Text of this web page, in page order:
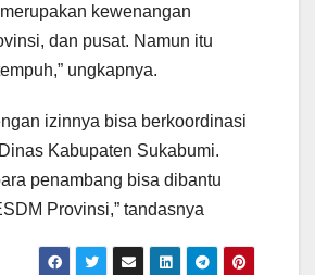
kewenangan
dan pusat. Namun itu
ungkapnya.
izinnya bisa berkoordinasi
Kabupaten Sukabumi.
penambang bisa dibantu
Provinsi,” tandasnya